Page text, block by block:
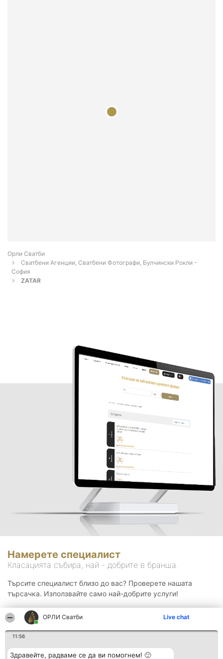
ОРЛИ Сватби Live chat
11:56
Здравейте, радваме се да ви помогнем! 🙂
Орли Сватби
Сватбени Агенции, Сватбени Фотографи, Булчински Рокли -
София
ZATAR
Намерете специалист
Класацията събира, най - добрите в бранша.
Търсите специалист близо до вас? Проверете нашата
търсачка. Използвайте само най-добрите услуги!